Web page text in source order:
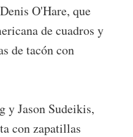
O'Hare, que
de cuadros y
de tacón con
y Jason Sudeikis,
con zapatillas